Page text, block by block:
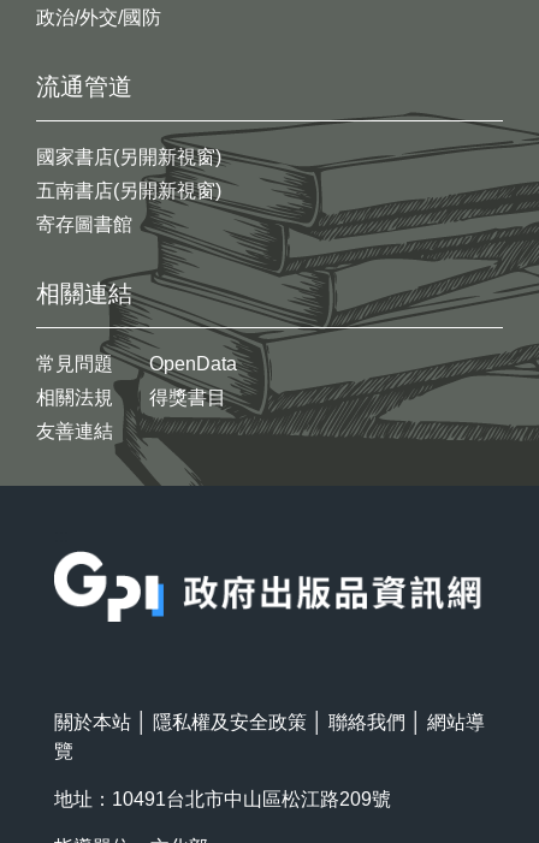
政治/外交/國防
流通管道
國家書店(另開新視窗)
五南書店(另開新視窗)
寄存圖書館
相關連結
常見問題
相關法規
友善連結
OpenData
得獎書目
關於本站 隱私權及安全政策 聯絡我們
網站導
覽
地址：10491台北市中山區松江路209號